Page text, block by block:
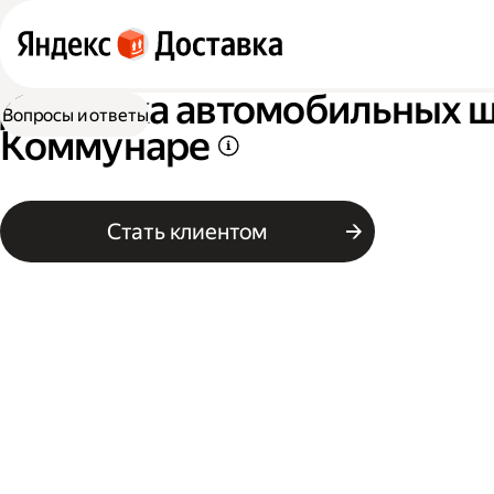
Доставка автомобильных
Коммунаре
Стать клиентом
Вопросы и ответы